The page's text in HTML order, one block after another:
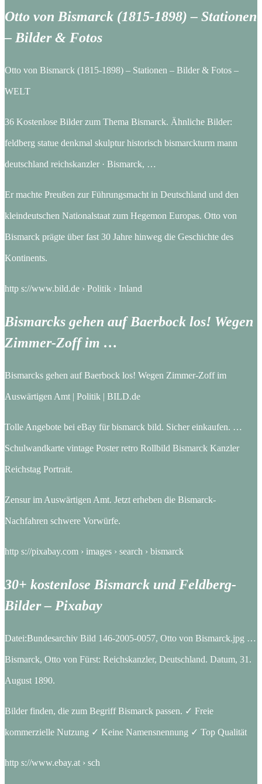
Otto von Bismarck (1815-1898) – Stationen
– Bilder & Fotos
Otto von Bismarck (1815-1898) – Stationen – Bilder & Fotos –
WELT
36 Kostenlose Bilder zum Thema Bismarck. Ähnliche Bilder:
feldberg statue denkmal skulptur historisch bismarckturm mann
deutschland reichskanzler · Bismarck, …
Er machte Preußen zur Führungsmacht in Deutschland und den
kleindeutschen Nationalstaat zum Hegemon Europas. Otto von
Bismarck prägte über fast 30 Jahre hinweg die Geschichte des
Kontinents.
http s://www.bild.de › Politik › Inland
Bismarcks gehen auf Baerbock los! Wegen
Zimmer-Zoff im …
Bismarcks gehen auf Baerbock los! Wegen Zimmer-Zoff im
Auswärtigen Amt | Politik | BILD.de
Tolle Angebote bei eBay für bismarck bild. Sicher einkaufen. …
Schulwandkarte vintage Poster retro Rollbild Bismarck Kanzler
Reichstag Portrait.
Zensur im Auswärtigen Amt. Jetzt erheben die Bismarck-
Nachfahren schwere Vorwürfe.
http s://pixabay.com › images › search › bismarck
30+ kostenlose Bismarck und Feldberg-
Bilder – Pixabay
Datei:Bundesarchiv Bild 146-2005-0057, Otto von Bismarck.jpg …
Bismarck, Otto von Fürst: Reichskanzler, Deutschland. Datum, 31.
August 1890.
Bilder finden, die zum Begriff Bismarck passen. ✓ Freie
kommerzielle Nutzung ✓ Keine Namensnennung ✓ Top Qualität
http s://www.ebay.at › sch